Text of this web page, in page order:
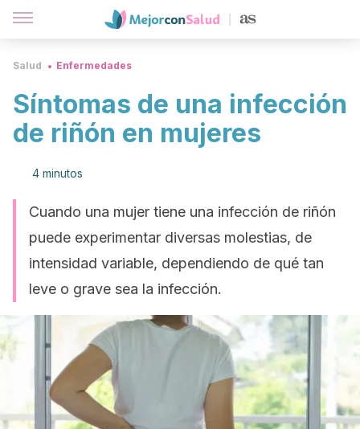
Salud Enfermedades
Síntomas de una infección
de riñón en mujeres
4 minutos
Cuando una mujer tiene una infección de riñón
puede experimentar diversas molestias, de
intensidad variable, dependiendo de qué tan
leve o grave sea la infección.